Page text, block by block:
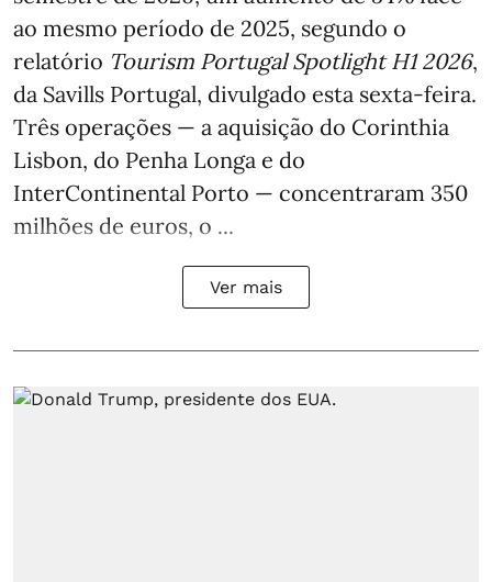
ao mesmo período de 2025, segundo o
relatório Tourism Portugal Spotlight H1 2026,
da Savills Portugal, divulgado esta sexta-feira.
Três operações — a aquisição do Corinthia
Lisbon, do Penha Longa e do
InterContinental Porto — concentraram 350
milhões de euros, o ...
Ver mais